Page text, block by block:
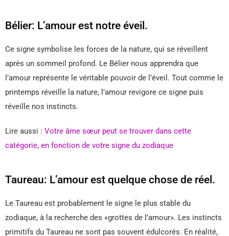
Bélier: L’amour est notre éveil.
Ce signe symbolise les forces de la nature, qui se réveillent
après un sommeil profond. Le Bélier nous apprendra que
l’amour représente le véritable pouvoir de l’éveil. Tout comme le
printemps réveille la nature, l’amour revigore ce signe puis
réveille nos instincts.
Lire aussi : Votre âme sœur peut se trouver dans cette
catégorie, en fonction de votre signe du zodiaque
Taureau: L’amour est quelque chose de réel.
Le Taureau est probablement le signe le plus stable du
zodiaque, à la recherche des «grottes de l’amour». Les instincts
primitifs du Taureau ne sont pas souvent édulcorés. En réalité,